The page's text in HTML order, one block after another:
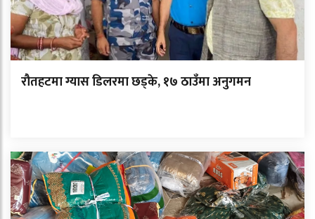
रौतहटमा ग्यास डिलरमा छड्के, १७ ठाउँमा अनुगमन